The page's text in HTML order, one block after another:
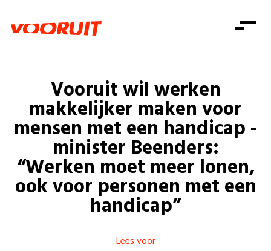
Zorg
Gelijke kansen
Welzijn
Consumentenbescherming
Pensioenen
Kinderen en jongeren
Onze mensen
Standpunten
Vacatures
Doe mee
Doe mee
Word lid
Mis niets
Shop
Zoeken
Login
Login
Doe mee
Vooruit wil werken
makkelijker maken voor
mensen met een handicap -
minister Beenders:
“Werken moet meer lonen,
ook voor personen met een
handicap”
Lees voor